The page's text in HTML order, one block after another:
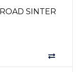
SINTER